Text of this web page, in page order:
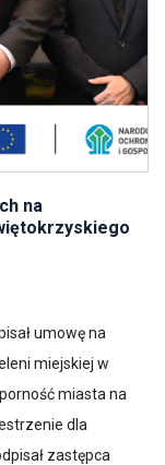
na
umowę na
miejskiej w
miasta na
dla
zastępca